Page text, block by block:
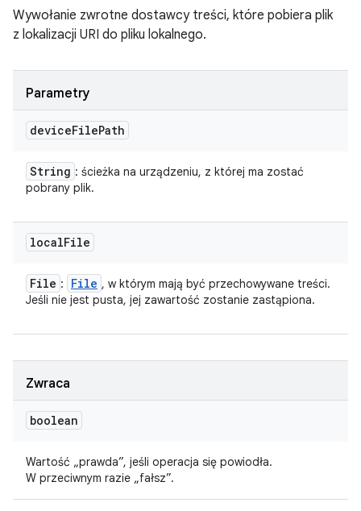
Wywołanie zwrotne dostawcy treści, które pobiera plik
z lokalizacji URI do pliku lokalnego.
Parametry
deviceFilePath
String : ścieżka na urządzeniu, z której ma zostać
pobrany plik.
localFile
File : File , w którym mają być przechowywane treści.
Jeśli nie jest pusta, jej zawartość zostanie zastąpiona.
Zwraca
boolean
Wartość „prawda”, jeśli operacja się powiodła.
W przeciwnym razie „fałsz”.